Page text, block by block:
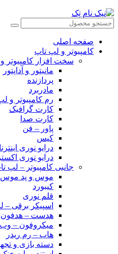
صفحه اصلی
کامپیوتر و‌‌‌‌‌ لپ تاپ
سخت افزار کامپیوتر و
مانیتور و آداپتور
پردازنده
مادربرد
رم کامپیوتر و
کارت گرافیک
کارت صدا
پاور – فن
کیس
درایو نوری
درایو نوری
جانبی کامپیوتر – لپ
موس و پد موس
کیبورد
قلم نوری
اسپیکر برقی –
هدست – هدفون
میکروفون –
هاب – رم ریدر
دسته بازی و